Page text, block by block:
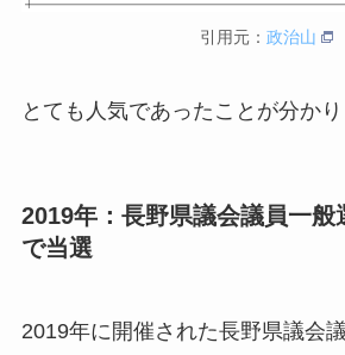
引用元： 政治山
とても人気であったことが分かり
2019年：長野県議会議員一般
で当選
2019年に開催された長野県議会